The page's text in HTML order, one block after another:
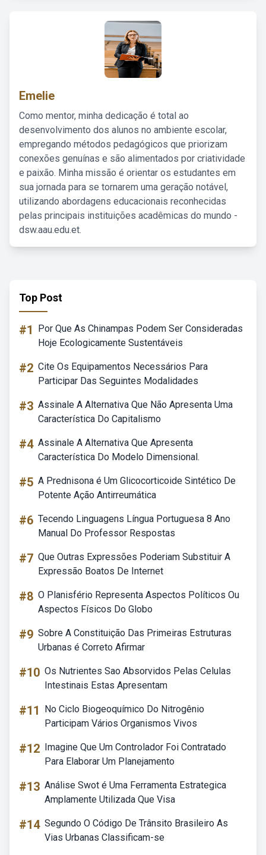
Emelie
Como mentor, minha dedicação é total ao
desenvolvimento dos alunos no ambiente escolar,
empregando métodos pedagógicos que priorizam
conexões genuínas e são alimentados por criatividade
e paixão. Minha missão é orientar os estudantes em
sua jornada para se tornarem uma geração notável,
utilizando abordagens educacionais reconhecidas
pelas principais instituições acadêmicas do mundo -
dsw.aau.edu.et.
Top Post
#1
Por Que As Chinampas Podem Ser Consideradas
Hoje Ecologicamente Sustentáveis
#2 Cite Os Equipamentos Necessários Para
Participar Das Seguintes Modalidades
#3 Assinale A Alternativa Que Não Apresenta Uma
Característica Do Capitalismo
#4 Assinale A Alternativa Que Apresenta
Característica Do Modelo Dimensional.
#5 A Prednisona é Um Glicocorticoide Sintético De
Potente Ação Antirreumática
#6 Tecendo Linguagens Língua Portuguesa 8 Ano
Manual Do Professor Respostas
#7 Que Outras Expressões Poderiam Substituir A
Expressão Boatos De Internet
#8 O Planisfério Representa Aspectos Políticos Ou
Aspectos Físicos Do Globo
#9 Sobre A Constituição Das Primeiras Estruturas
Urbanas é Correto Afirmar
#10 Os Nutrientes Sao Absorvidos Pelas Celulas
Intestinais Estas Apresentam
#11
No Ciclo Biogeoquímico Do Nitrogênio
Participam Vários Organismos Vivos
#12 Imagine Que Um Controlador Foi Contratado
Para Elaborar Um Planejamento
#13 Análise Swot é Uma Ferramenta Estrategica
Amplamente Utilizada Que Visa
#14 Segundo O Código De Trânsito Brasileiro As
Vias Urbanas Classificam-se